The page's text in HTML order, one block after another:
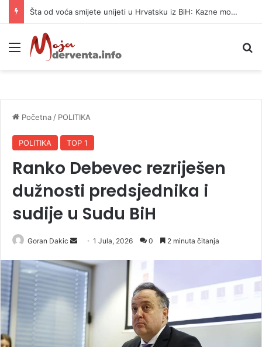
Šta od voća smijete unijeti u Hrvatsku iz BiH: Kazne mogu dostići 13.260 evra
Meni
Početna / POLITIKA
POLITIKA TOP 1
Ranko Debevec rezriješen
dužnosti predsjednika i
sudije u Sudu BiH
Goran Dakic
n
d
1 Jula, 2026 0 2 minuta čitanja